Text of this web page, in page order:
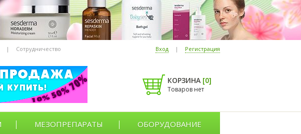
| Сотрудничество Вход | Регистрация
КОРЗИНА [0]
Товаров нет
МЕЗОПРЕПАРАТЫ ОБОРУДОВАНИЕ